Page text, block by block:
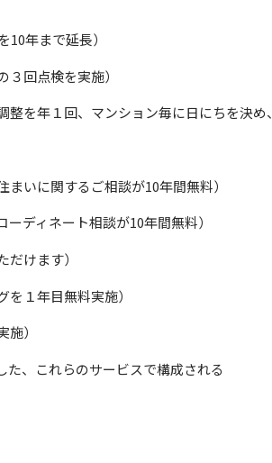
年まで延長）
回点検を実施）
を年１回、マンション毎に日にちを決め、
いに関するご相談が10年間無料）
ディネート相談が10年間無料）
けます）
１年目無料実施）
）
、これらのサービスで構成される